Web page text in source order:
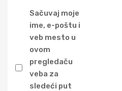
Sačuvaj moje
ime, e-poštu i
veb mesto u
ovom
pregledaču
veba za
sledeći put